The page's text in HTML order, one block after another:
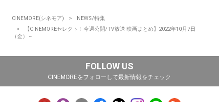
CINEMORE(シネモア)
NEWS/特集
【CINEMOREセレクト！今週公開/TV放送 映画まとめ】2022年10月7日
（金）～
FOLLOW US
CINEMOREをフォローして最新情報をチェック